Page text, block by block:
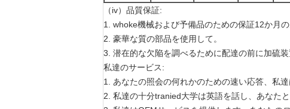
（iv）品質保証:
1. whoke機械および予備品のための保証12か月の
2. 豪華な質の部品を使用して。
3. 潜在的な欠陥を調べるために配達の前に加硫装
私達のサービス:
1. あなたの照会の何れかのための速い応答、私達
2. 私達の十分tranied大学は英語を話し、あなた